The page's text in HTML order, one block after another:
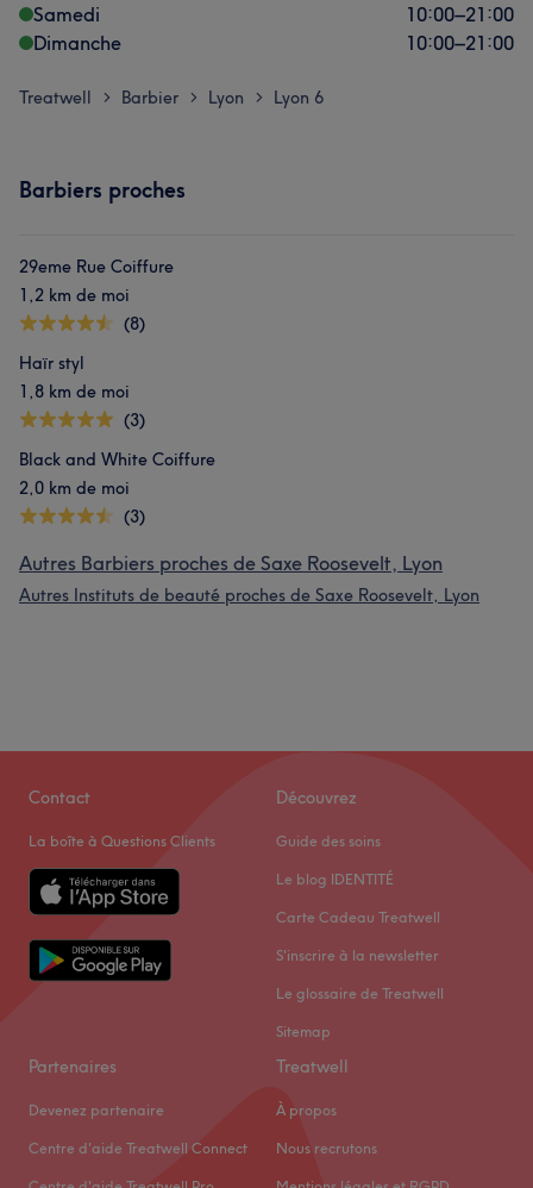
Samedi
10:00–21:00
Dimanche
10:00–21:00
Treatwell > Barbier > Lyon > Lyon 6
Barbiers proches
29eme Rue Coiffure
1,2 km de moi
(8)
Haïr styl
1,8 km de moi
(3)
Black and White Coiffure
2,0 km de moi
(3)
Autres Barbiers proches de Saxe Roosevelt, Lyon
Autres Instituts de beauté proches de Saxe Roosevelt, Lyon
Contact
La boîte à Questions Clients
Découvrez
Guide des soins
Le blog IDENTITÉ
Carte Cadeau Treatwell
S'inscrire à la newsletter
Le glossaire de Treatwell
Sitemap
Partenaires
Devenez partenaire
Centre d'aide Treatwell Connect
Treatwell
À propos
Nous recrutons